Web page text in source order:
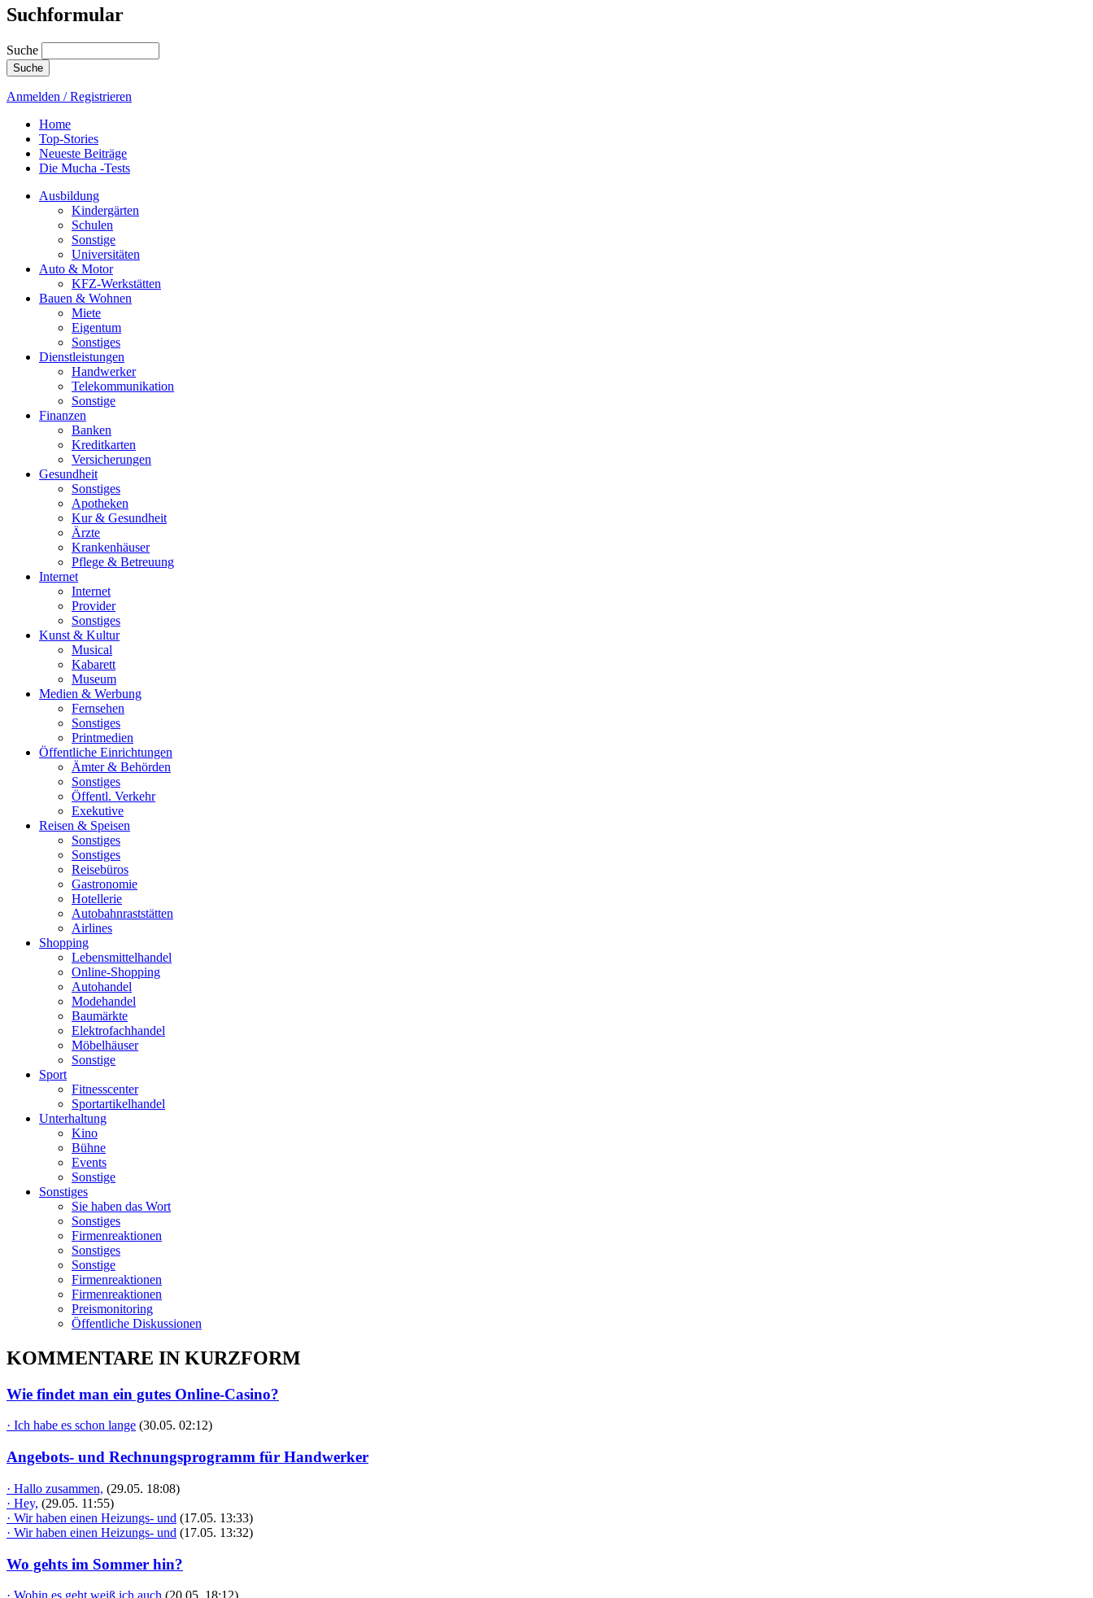
Suchformular
Suche
Anmelden / Registrieren
Home
Top-Stories
Neueste Beiträge
Die Mucha -Tests
Ausbildung
Kindergärten
Schulen
Sonstige
Universitäten
Auto & Motor
KFZ-Werkstätten
Bauen & Wohnen
Miete
Eigentum
Sonstiges
Dienstleistungen
Handwerker
Telekommunikation
Sonstige
Finanzen
Banken
Kreditkarten
Versicherungen
Gesundheit
Sonstiges
Apotheken
Kur & Gesundheit
Ärzte
Krankenhäuser
Pflege & Betreuung
Internet
Internet
Provider
Sonstiges
Kunst & Kultur
Musical
Kabarett
Museum
Medien & Werbung
Fernsehen
Sonstiges
Printmedien
Öffentliche Einrichtungen
Ämter & Behörden
Sonstiges
Öffentl. Verkehr
Exekutive
Reisen & Speisen
Sonstiges
Sonstiges
Reisebüros
Gastronomie
Hotellerie
Autobahnraststätten
Airlines
Shopping
Lebensmittelhandel
Online-Shopping
Autohandel
Modehandel
Baumärkte
Elektrofachhandel
Möbelhäuser
Sonstige
Sport
Fitnesscenter
Sportartikelhandel
Unterhaltung
Kino
Bühne
Events
Sonstige
Sonstiges
Sie haben das Wort
Sonstiges
Firmenreaktionen
Sonstiges
Sonstige
Firmenreaktionen
Firmenreaktionen
Preismonitoring
Öffentliche Diskussionen
KOMMENTARE IN KURZFORM
Wie findet man ein gutes Online-Casino?
· Ich habe es schon lange (30.05. 02:12)
Angebots- und Rechnungsprogramm für Handwerker
· Hallo zusammen, (29.05. 18:08)
· Hey, (29.05. 11:55)
· Wir haben einen Heizungs- und (17.05. 13:33)
· Wir haben einen Heizungs- und (17.05. 13:32)
Wo gehts im Sommer hin?